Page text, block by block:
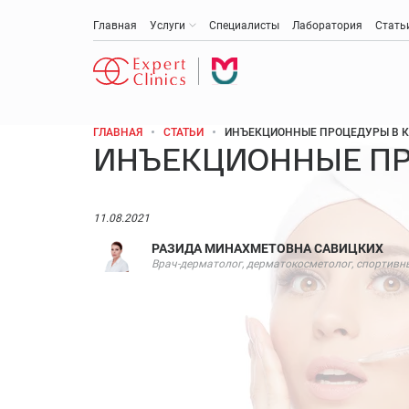
Главная Услуги Специалисты Лаборатория
Антивозрастная медицина
Эстетическая медицина и косметология
Акушерство и гинекология
Медицинская диагностика
ГЛАВНАЯ СТАТЬИ ИНЪЕКЦИОННЫЕ ПРОЦЕДУРЫ В
ИНЪЕКЦИОННЫЕ
11.08.2021
РАЗИДА МИНАХМЕТОВНА САВИЦКИХ
Врач-дерматолог, дерматокосметолог,